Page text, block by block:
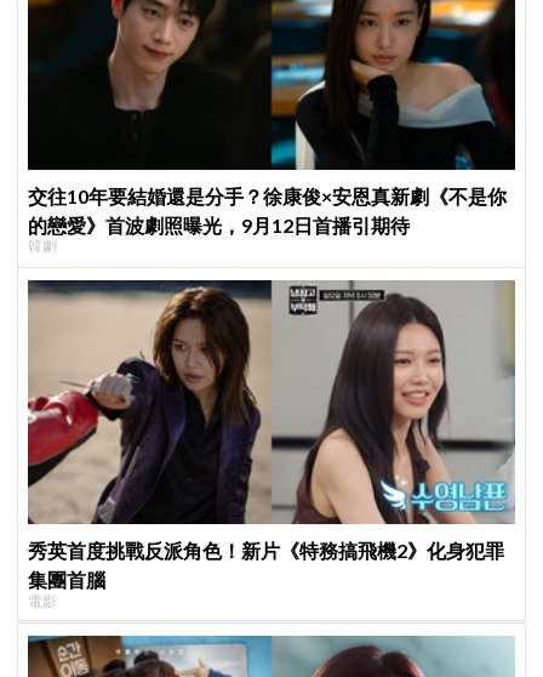
交往10年要結婚還是分手？徐康俊×安恩真新劇《不是你
的戀愛》首波劇照曝光，9月12日首播引期待
韓劇
秀英首度挑戰反派角色！新片《特務搞飛機2》化身犯罪
集團首腦
電影